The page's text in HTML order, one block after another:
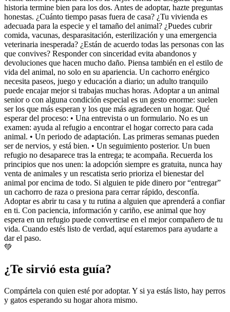
historia termine bien para los dos. Antes de adoptar, hazte preguntas
honestas. ¿Cuánto tiempo pasas fuera de casa? ¿Tu vivienda es
adecuada para la especie y el tamaño del animal? ¿Puedes cubrir
comida, vacunas, desparasitación, esterilización y una emergencia
veterinaria inesperada? ¿Están de acuerdo todas las personas con las
que convives? Responder con sinceridad evita abandonos y
devoluciones que hacen mucho daño. Piensa también en el estilo de
vida del animal, no solo en su apariencia. Un cachorro enérgico
necesita paseos, juego y educación a diario; un adulto tranquilo
puede encajar mejor si trabajas muchas horas. Adoptar a un animal
senior o con alguna condición especial es un gesto enorme: suelen
ser los que más esperan y los que más agradecen un hogar. Qué
esperar del proceso: • Una entrevista o un formulario. No es un
examen: ayuda al refugio a encontrar el hogar correcto para cada
animal. • Un periodo de adaptación. Las primeras semanas pueden
ser de nervios, y está bien. • Un seguimiento posterior. Un buen
refugio no desaparece tras la entrega; te acompaña. Recuerda los
principios que nos unen: la adopción siempre es gratuita, nunca hay
venta de animales y un rescatista serio prioriza el bienestar del
animal por encima de todo. Si alguien te pide dinero por “entregar”
un cachorro de raza o presiona para cerrar rápido, desconfía.
Adoptar es abrir tu casa y tu rutina a alguien que aprenderá a confiar
en ti. Con paciencia, información y cariño, ese animal que hoy
espera en un refugio puede convertirse en el mejor compañero de tu
vida. Cuando estés listo de verdad, aquí estaremos para ayudarte a
dar el paso.
💚
¿Te sirvió esta guía?
Compártela con quien esté por adoptar. Y si ya estás listo, hay perros
y gatos esperando su hogar ahora mismo.